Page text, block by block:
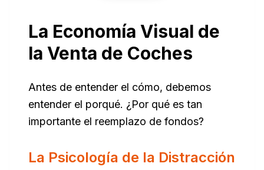
La Economía Visual de
la Venta de Coches
Antes de entender el cómo, debemos
entender el porqué. ¿Por qué es tan
importante el reemplazo de fondos?
La Psicología de la Distracción